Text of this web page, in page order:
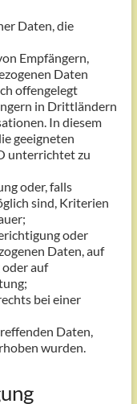
Daten, die
Empfängern,
Daten
offengelegt
in Drittländern
In diesem
geeigneten
unterrichtet zu
oder, falls
sind, Kriterien
oder
Daten, auf
auf
bei einer
Daten,
wurden.